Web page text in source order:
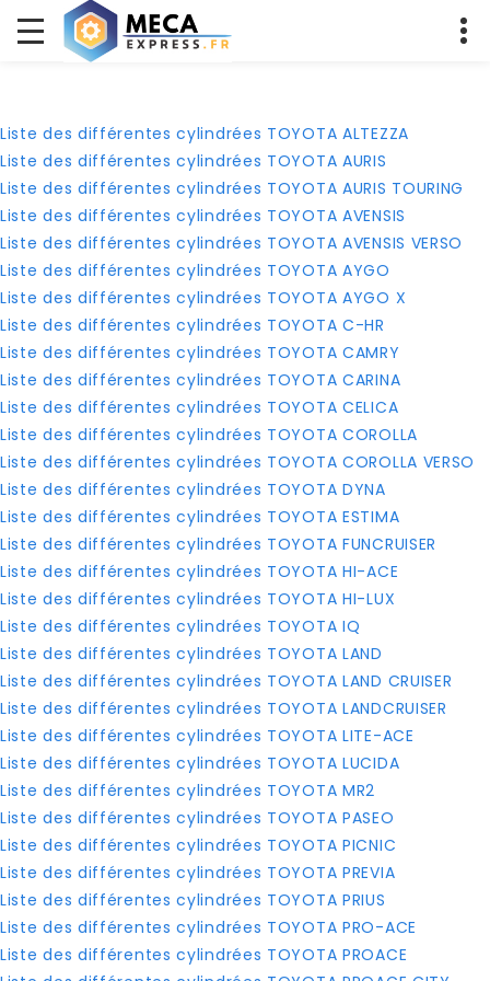
Liste des différentes cylindrées TOYOTA ALTEZZA
Liste des différentes cylindrées TOYOTA AURIS
Liste des différentes cylindrées TOYOTA AURIS TOURING
Liste des différentes cylindrées TOYOTA AVENSIS
Liste des différentes cylindrées TOYOTA AVENSIS VERSO
Liste des différentes cylindrées TOYOTA AYGO
Liste des différentes cylindrées TOYOTA AYGO X
Liste des différentes cylindrées TOYOTA C-HR
Liste des différentes cylindrées TOYOTA CAMRY
Liste des différentes cylindrées TOYOTA CARINA
Liste des différentes cylindrées TOYOTA CELICA
Liste des différentes cylindrées TOYOTA COROLLA
Liste des différentes cylindrées TOYOTA COROLLA VERSO
Liste des différentes cylindrées TOYOTA DYNA
Liste des différentes cylindrées TOYOTA ESTIMA
Liste des différentes cylindrées TOYOTA FUNCRUISER
Liste des différentes cylindrées TOYOTA HI-ACE
Liste des différentes cylindrées TOYOTA HI-LUX
Liste des différentes cylindrées TOYOTA IQ
Liste des différentes cylindrées TOYOTA LAND
Liste des différentes cylindrées TOYOTA LAND CRUISER
Liste des différentes cylindrées TOYOTA LANDCRUISER
Liste des différentes cylindrées TOYOTA LITE-ACE
Liste des différentes cylindrées TOYOTA LUCIDA
Liste des différentes cylindrées TOYOTA MR2
Liste des différentes cylindrées TOYOTA PASEO
Liste des différentes cylindrées TOYOTA PICNIC
Liste des différentes cylindrées TOYOTA PREVIA
Liste des différentes cylindrées TOYOTA PRIUS
Liste des différentes cylindrées TOYOTA PRO-ACE
Liste des différentes cylindrées TOYOTA PROACE